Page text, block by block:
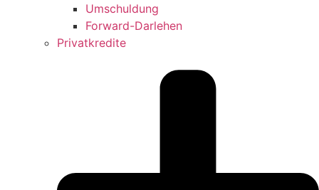
Umschuldung
Forward-Darlehen
Privatkredite